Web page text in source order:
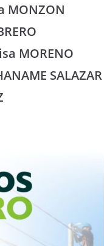
MONZON
MORENO
SALAZAR